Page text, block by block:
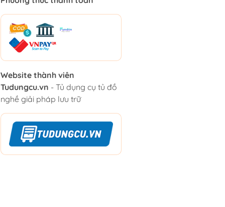
Website thành viên
Tudungcu.vn - Tủ dụng cụ tủ đồ
nghề giải pháp lưu trữ